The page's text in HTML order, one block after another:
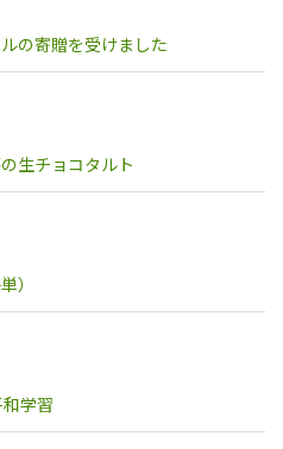
の寄贈を受けました
生チョコタルト
）
学習